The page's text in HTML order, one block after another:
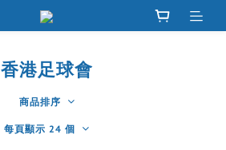
香港足球會
商品排序
每頁顯示 24 個